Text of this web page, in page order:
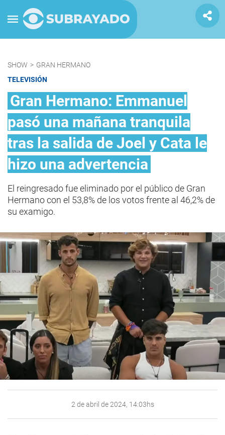
SHOW > GRAN HERMANO
TELEVISIÓN
Gran Hermano: Emmanuel
pasó una mañana tranquila
tras la salida de Joel y Cata le
hizo una advertencia
El reingresado fue eliminado por el público de Gran
Hermano con el 53,8% de los votos frente al 46,2% de
su examigo.
2 de abril de 2024, 14:03hs